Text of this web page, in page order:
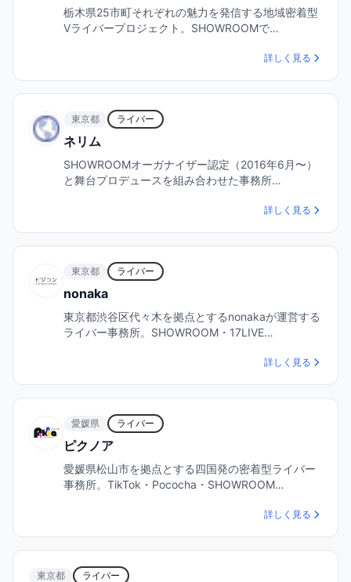
栃木県25市町それぞれの魅力を発信する地域密着型
Vライバープロジェクト。SHOWROOMで…
詳しく見る
東京都 ライバー
ネリム
SHOWROOMオーガナイザー認定（2016年6月〜）
と舞台プロデュースを組み合わせた事務所…
詳しく見る
東京都 ライバー
nonaka
東京都渋谷区代々木を拠点とするnonakaが運営する
ライバー事務所。SHOWROOM・17LIVE…
詳しく見る
愛媛県 ライバー
ピクノア
愛媛県松山市を拠点とする四国発の密着型ライバー
事務所。TikTok・Pococha・SHOWROOM…
詳しく見る
東京都 ライバー